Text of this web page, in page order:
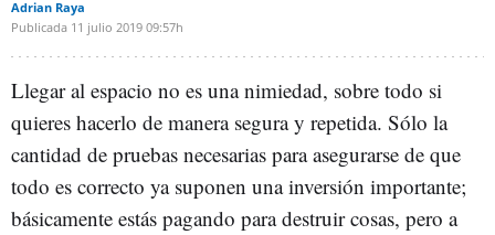
Adrian Raya
Publicada 11 julio 2019 09:57h
Llegar al espacio no es una nimiedad, sobre todo si
quieres hacerlo de manera segura y repetida. Sólo la
cantidad de pruebas necesarias para asegurarse de que
todo es correcto ya suponen una inversión importante;
básicamente estás pagando para destruir cosas, pero a